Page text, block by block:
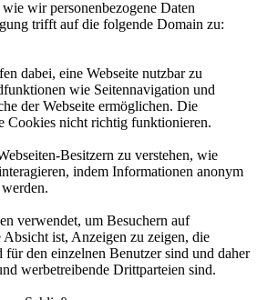
wir personenbezogene Daten
trifft auf die folgende Domain zu:
dabei, eine Webseite nutzbar zu
wie Seitennavigation und
der Webseite ermöglichen. Die
Cookies nicht richtig funktionieren.
Besitzern zu verstehen, wie
indem Informationen anonym
verwendet, um Besuchern auf
ist, Anzeigen zu zeigen, die
für den einzelnen Benutzer sind und daher
werbetreibende Drittparteien sind.